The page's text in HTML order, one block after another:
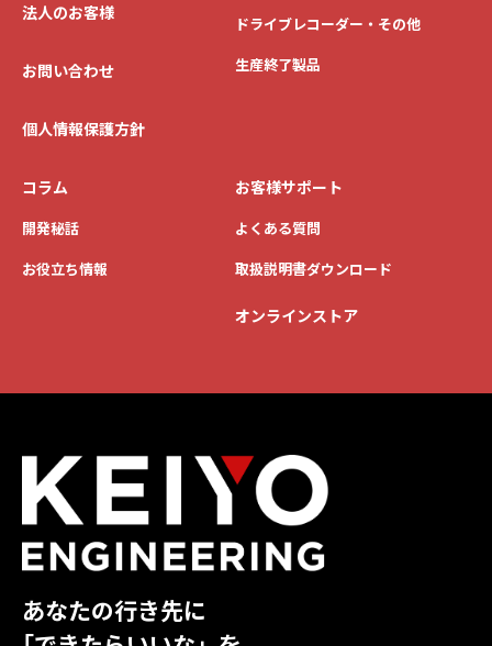
法人のお客様
お問い合わせ
個人情報保護方針
ドライブレコーダー・その他
生産終了製品
コラム
開発秘話
お役立ち情報
お客様サポート
よくある質問
取扱説明書ダウンロード
オンラインストア
あなたの行き先に